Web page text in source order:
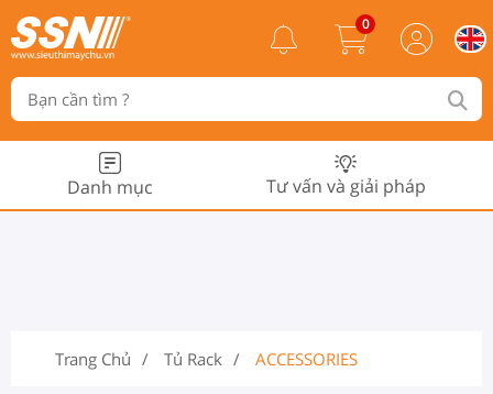
0
Danh mục Tư vấn và giải pháp
Trang Chủ Tủ Rack ACCESSORIES